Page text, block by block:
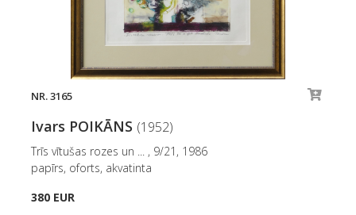
NR. 3165
Ivars POIKĀNS (1952)
Trīs vītušas rozes un ... , 9/21, 1986
papīrs, oforts, akvatinta
380 EUR